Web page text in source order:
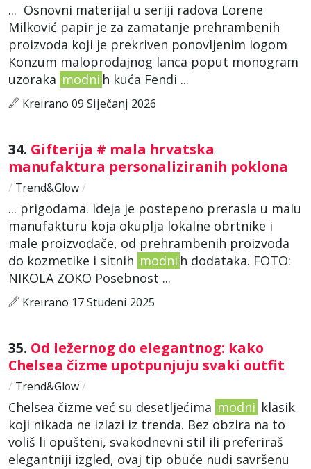
... Osnovni materijal u seriji radova Lorene
Milković papir je za zamatanje prehrambenih
proizvoda koji je prekriven ponovljenim logom
Konzum maloprodajnog lanca poput monogram
uzoraka modni h kuća Fendi ...
Kreirano 09 Siječanj 2026
34. Gifterija # mala hrvatska
manufaktura personaliziranih poklona
/ Trend&Glow/
... prigodama. Ideja je postepeno prerasla u malu
manufakturu koja okuplja lokalne obrtnike i
male proizvođače, od prehrambenih proizvoda
do kozmetike i sitnih modni h dodataka. FOTO:
NIKOLA ZOKO Posebnost ...
Kreirano 17 Studeni 2025
35. Od ležernog do elegantnog: kako
Chelsea čizme upotpunjuju svaki outfit
/ Trend&Glow/
Chelsea čizme već su desetljećima modni klasik
koji nikada ne izlazi iz trenda. Bez obzira na to
voliš li opušteni, svakodnevni stil ili preferiraš
elegantniji izgled, ovaj tip obuće nudi savršenu